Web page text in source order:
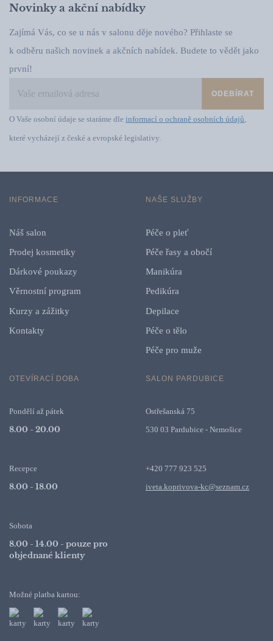
Novinky a akční nabídky
Zajímá Vás, co se u nás v salonu děje nového? Přihlaste se
k odběru našich novinek a akčních nabídek. Budete to vědět jako
první!
ODEBÍRAT
O Vaše osobní údaje se staráme dle informací o ochraně osobních údajů,
které vycházejí z české a evropské legislativy.
INFORMACE
Náš salon
Prodej kosmetiky
Dárkové poukazy
Věrnostní program
Kurzy a zážitky
Kontakty
NAŠE SLUŽBY
Péče o pleť
Péče řasy a obočí
Manikúra
Pedikúra
Depilace
Péče o tělo
Péče pro muže
OTEVÍRACÍ DOBA
Pondělí až pátek
8.00 - 20.00
Recepce
8.00 - 18.00
Sobota
8.00 - 14.00 - pouze pro
objednané klienty
Možné platba kartou:
SALON PARDUBICE
Ostřešanská 75
530 03 Pardubice - Nemošice
+420 777 923 525
iveta.koprivova-kc@seznam.cz